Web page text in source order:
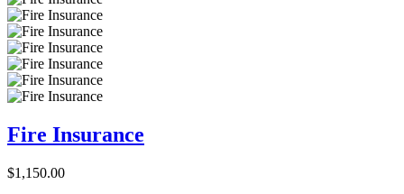
Fire Insurance
$1,150.00